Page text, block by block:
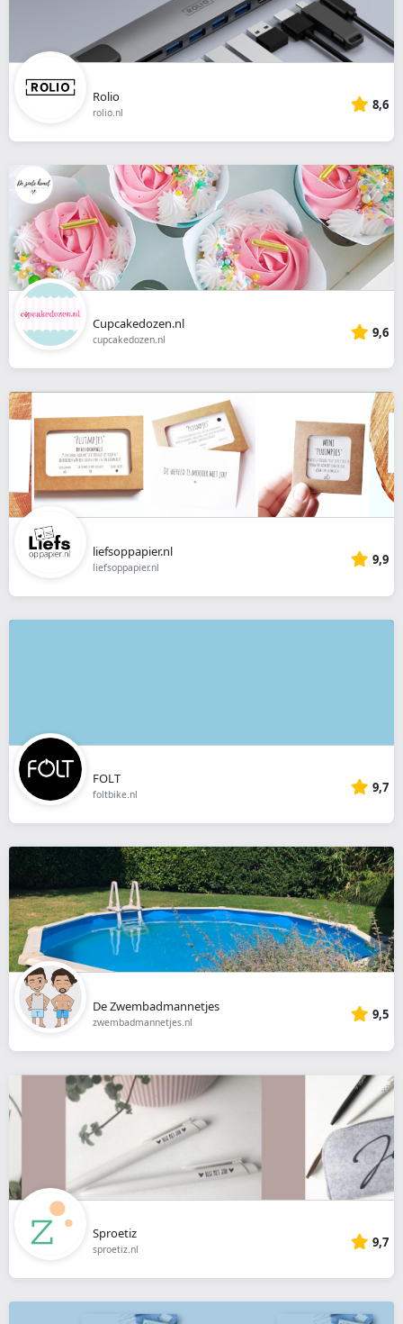
Rolio
rolio.nl 8,6
Cupcakedozen.nl
cupcakedozen.nl 9,6
liefsoppapier.nl
liefsoppapier.nl 9,9
FOLT
foltbike.nl 9,7
De Zwembadmannetjes
zwembadmannetjes.nl 9,5
Sproetiz
sproetiz.nl 9,7